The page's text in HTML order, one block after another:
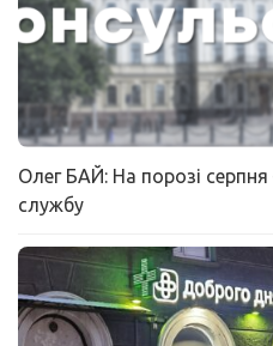
Олег БАЙ: На порозі
службу